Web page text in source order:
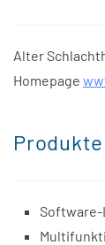
Alter
Homepage
Produkte
Software-